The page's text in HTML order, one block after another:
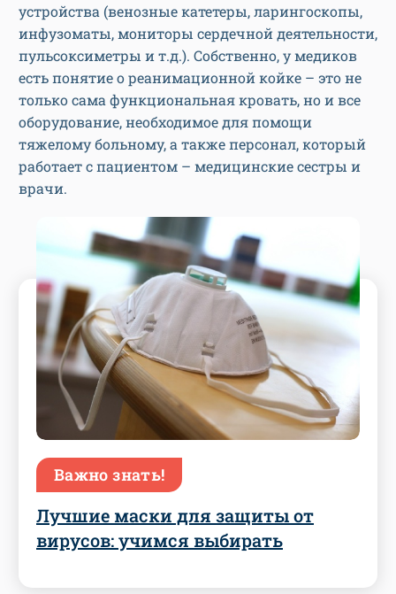
устройства (венозные катетеры, ларингоскопы,
инфузоматы, мониторы сердечной деятельности,
пульсоксиметры и т.д.). Собственно, у медиков
есть понятие о реанимационной койке – это не
только сама функциональная кровать, но и все
оборудование, необходимое для помощи
тяжелому больному, а также персонал, который
работает с пациентом – медицинские сестры и
врачи.
Важно знать!
Лучшие маски для защиты от
вирусов: учимся выбирать